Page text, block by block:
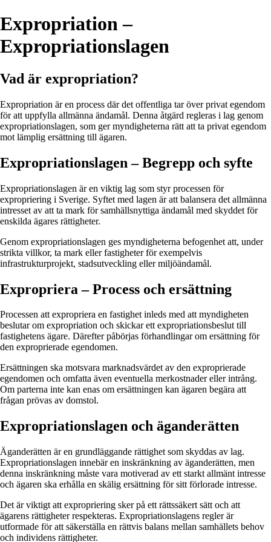
Expropriation –
Expropriationslagen
Vad är expropriation?
Expropriation är en process där det offentliga tar över privat egendom
för att uppfylla allmänna ändamål. Denna åtgärd regleras i lag genom
expropriationslagen, som ger myndigheterna rätt att ta privat egendom
mot lämplig ersättning till ägaren.
Expropriationslagen – Begrepp och syfte
Expropriationslagen är en viktig lag som styr processen för
expropriering i Sverige. Syftet med lagen är att balansera det allmänna
intresset av att ta mark för samhällsnyttiga ändamål med skyddet för
enskilda ägares rättigheter.
Genom expropriationslagen ges myndigheterna befogenhet att, under
strikta villkor, ta mark eller fastigheter för exempelvis
infrastrukturprojekt, stadsutveckling eller miljöändamål.
Expropriera – Process och ersättning
Processen att expropriera en fastighet inleds med att myndigheten
beslutar om expropriation och skickar ett expropriationsbeslut till
fastighetens ägare. Därefter påbörjas förhandlingar om ersättning för
den exproprierade egendomen.
Ersättningen ska motsvara marknadsvärdet av den exproprierade
egendomen och omfatta även eventuella merkostnader eller intrång.
Om parterna inte kan enas om ersättningen kan ägaren begära att
frågan prövas av domstol.
Expropriationslagen och äganderätten
Äganderätten är en grundläggande rättighet som skyddas av lag.
Expropriationslagen innebär en inskränkning av äganderätten, men
denna inskränkning måste vara motiverad av ett starkt allmänt intresse
och ägaren ska erhålla en skälig ersättning för sitt förlorade intresse.
Det är viktigt att expropriering sker på ett rättssäkert sätt och att
ägarens rättigheter respekteras. Expropriationslagens regler är
utformade för att säkerställa en rättvis balans mellan samhällets behov
och individens rättigheter.